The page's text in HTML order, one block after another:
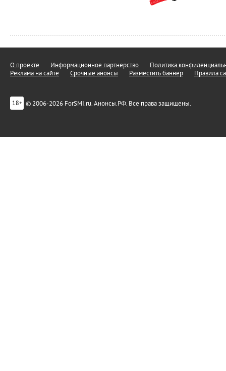
О проекте Информационное партнерство
Политика
Реклама на сайте
Срочные анонсы Разместить баннер Правила
18+ © 2006-2026 ForSMI.ru. Анонсы.РФ. Все права защищены.